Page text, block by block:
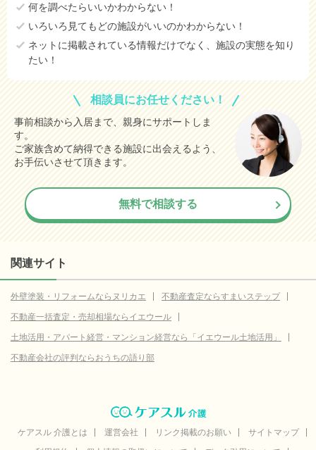
何を調べたらいいかわからない！
いろいろ見てもどの施設がいいのかわからない！
ネットに掲載されている情報だけでなく、施設の実態を知り
たい！
相談員にお任せください！
事前相談から入居まで、親身にサポートしま
す。
ご家族含めて納得できる施設に出会えるよう、
お手伝いさせて頂きます。
無料で相談する
関連サイト
外壁塗装・リフォームならヌリカエ
不動産査定ならすまいステップ
不動産一括査定・売却相場ならイエウール
土地活用・アパート経営・マンション経営なら「イエウール土地活用」
不動産会社の評判ならおうちの語り部
ケアスル 介護とは 運営会社 リンク掲載のお願い
サイトマップ